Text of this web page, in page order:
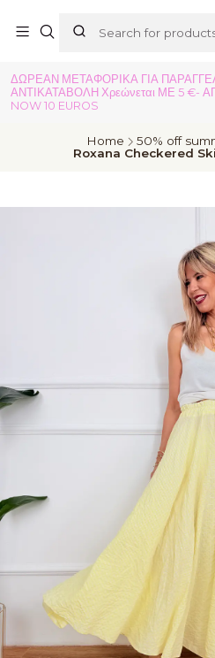
ΔΩΡΕΑΝ ΜΕΤΑΦΟΡΙΚΑ ΓΙΑ
ΑΝΤΙΚΑΤΑΒΟΛΗ Χρεώνεται ΜΕ 5 €-
NOW 10 EUROS
Home
50% off
Roxana Checkered